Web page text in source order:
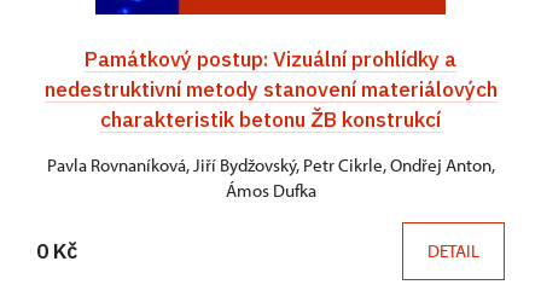
Památkový postup: Vizuální prohlídky a
nedestruktivní metody stanovení materiálových
charakteristik betonu ŽB konstrukcí
Pavla Rovnaníková, Jiří Bydžovský, Petr Cikrle, Ondřej Anton,
Ámos Dufka
0 Kč DETAIL